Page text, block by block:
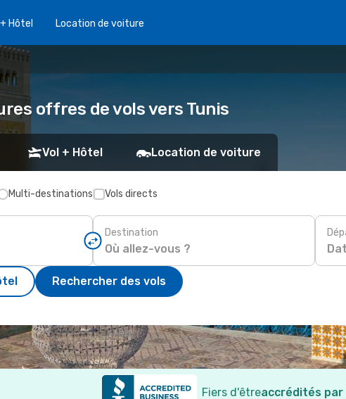
Hôtel Location de voiture
offres de vols vers Tunis
Vol + Hôtel Location de voiture
Multi-destinations Vols directs
Destination
Rechercher des vols
Fiers d'êtreaccrédités par